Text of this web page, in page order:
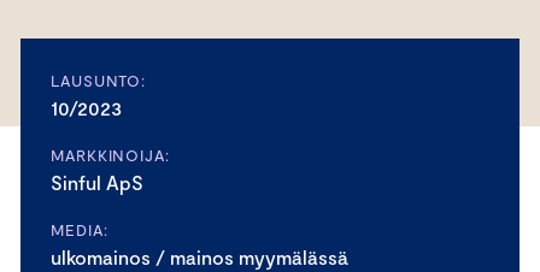
LAUSUNTO:
10/2023
MARKKINOIJA:
Sinful ApS
MEDIA:
ulkomainos / mainos myymälässä